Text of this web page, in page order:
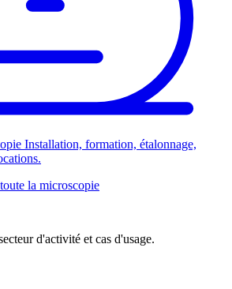
Installation, formation, étalonnage,
la microscopie
d'activité et cas d'usage.